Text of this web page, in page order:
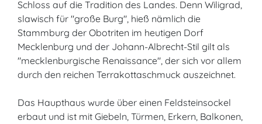
Schloss auf die Tradition des Landes. Denn Wiligrad,
slawisch für "große Burg", hieß nämlich die
Stammburg der Obotriten im heutigen Dorf
Mecklenburg und der Johann-Albrecht-Stil gilt als
"mecklenburgische Renaissance", der sich vor allem
durch den reichen Terrakottaschmuck auszeichnet.
Das Haupthaus wurde über einen Feldsteinsockel
erbaut und ist mit Giebeln, Türmen, Erkern, Balkonen,